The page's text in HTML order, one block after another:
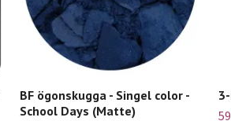
BF ögonskugga - Singel color -
School Days (Matte)